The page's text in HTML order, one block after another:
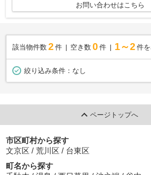
お問い合わせはこちら
該当物件数 2件 空き数 0 件 1～2 件
絞り込み条件： なし
ページトップへ
市区町村から探す
文京区 / 荒川区 / 台東区
町名から探す